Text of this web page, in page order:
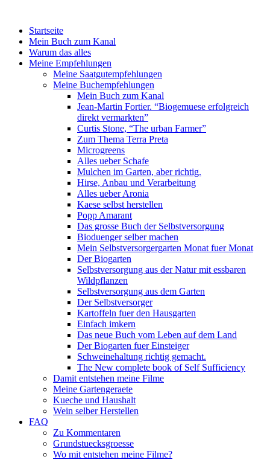
Startseite
Mein Buch zum Kanal
Warum das alles
Meine Empfehlungen
Meine Saatgutempfehlungen
Meine Buchempfehlungen
Mein Buch zum Kanal
Jean-Martin Fortier. “Biogemuese erfolgreich
direkt vermarkten”
Curtis Stone, “The urban Farmer”
Zum Thema Terra Preta
Microgreens
Alles ueber Schafe
Mulchen im Garten, aber richtig.
Hirse, Anbau und Verarbeitung
Alles ueber Aronia
Kaese selbst herstellen
Popp Amarant
Das grosse Buch der Selbstversorgung
Bioduenger selber machen
Mein Selbstversorgergarten Monat fuer Monat
Der Biogarten
Selbstversorgung aus der Natur mit essbaren
Wildpflanzen
Selbstversorgung aus dem Garten
Der Selbstversorger
Kartoffeln fuer den Hausgarten
Einfach imkern
Das neue Buch vom Leben auf dem Land
Der Biogarten fuer Einsteiger
Schweinehaltung richtig gemacht.
The New complete book of Self Sufficiency
Damit entstehen meine Filme
Meine Gartengeraete
Kueche und Haushalt
Wein selber Herstellen
FAQ
Zu Kommentaren
Grundstuecksgroesse
Wo mit entstehen meine Filme?